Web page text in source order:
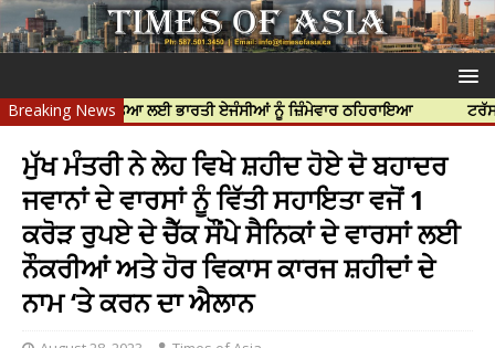
Breaking News
ਦੀ ਹੱਤਿਆ ਲਈ ਭਾਰਤੀ ਏਜੰਸੀਆਂ ਨੂੰ ਜ਼ਿੰਮੇਵਾਰ ਠਹਿਰਾਇਆ ਟਰੱਸਟਡ
ਮੁੱਖ ਮੰਤਰੀ ਨੇ ਲੇਹ ਵਿਖੇ ਸ਼ਹੀਦ ਹੋਏ ਦੋ ਬਹਾਦਰ
ਜਵਾਨਾਂ ਦੇ ਵਾਰਸਾਂ ਨੂੰ ਵਿੱਤੀ ਸਹਾਇਤਾ ਵਜੋਂ 1
ਕਰੋੜ ਰੁਪਏ ਦੇ ਚੈੱਕ ਸੌਂਪੇ ਸੈਨਿਕਾਂ ਦੇ ਵਾਰਸਾਂ ਲਈ
ਨੌਕਰੀਆਂ ਅਤੇ ਹੋਰ ਵਿਕਾਸ ਕਾਰਜ ਸ਼ਹੀਦਾਂ ਦੇ
ਨਾਮ ‘ਤੇ ਕਰਨ ਦਾ ਐਲਾਨ